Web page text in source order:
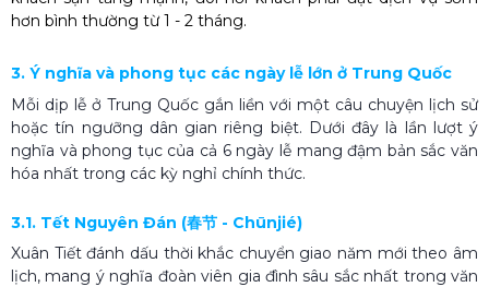
hơn bình thường từ 1 - 2 tháng.
3. Ý nghĩa và phong tục các ngày lễ lớn ở Trung Quốc
Mỗi dịp lễ ở Trung Quốc gắn liền với một câu chuyện lịch sử
hoặc tín ngưỡng dân gian riêng biệt. Dưới đây là lần lượt ý
nghĩa và phong tục của cả 6 ngày lễ mang đậm bản sắc văn
hóa nhất trong các kỳ nghỉ chính thức.
3.1. Tết Nguyên Đán (春节 - Chūnjié)
Xuân Tiết đánh dấu thời khắc chuyển giao năm mới theo âm
lịch, mang ý nghĩa đoàn viên gia đình sâu sắc nhất trong văn